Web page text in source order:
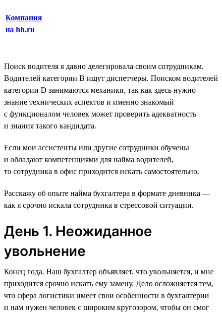
Компания
на hh.ru
Поиск водителя я давно делегировала своим сотрудникам.
Водителей категории B ищут диспетчеры. Поиском водителей
категории D занимаются механики, так как здесь нужно
знание технических аспектов и именно знакомый
с функционалом человек может проверить адекватность
и знания такого кандидата.
Если мои ассистенты или другие сотрудники обучены
и обладают компетенциями для найма водителей,
то сотрудника в офис приходится искать самостоятельно.
Расскажу об опыте найма бухгалтера в формате дневника —
как я срочно искала сотрудника в стрессовой ситуации.
День 1. Неожиданное
увольнение
Конец года. Наш бухгалтер объявляет, что увольняется, и мне
приходится срочно искать ему замену. Дело осложняется тем,
что сфера логистики имеет свои особенности в бухгалтерии
и нам нужен человек с широким кругозором, чтобы он смог